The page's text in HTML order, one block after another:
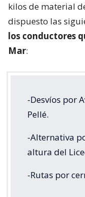
kilos de material
dispuesto las
los conductores
Mar:
-Desvíos por
Pellé.
-Alternativa
altura del
-Rutas por